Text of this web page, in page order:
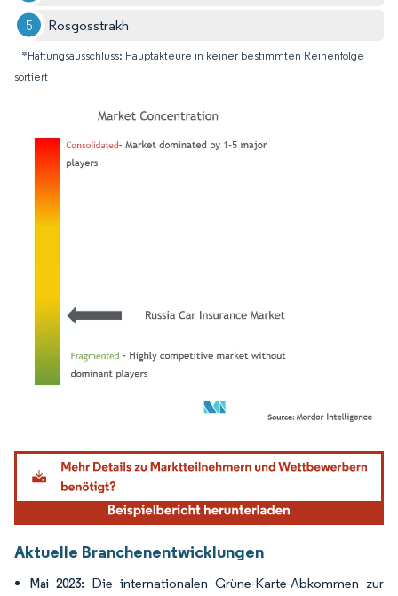
Rosgosstrakh
*Haftungsausschluss: Hauptakteure in keiner bestimmten Reihenfolge
sortiert
Bild © Mordor Intelligence. Wiederverwendung erfordert Namensnennung gemäß
Aktuelle Branchenentwicklungen
Mai 2023: Die internationalen Grüne-Karte-Abkommen zur